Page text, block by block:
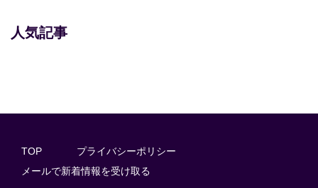
人気記事
TOP
プライバシーポリシー
メールで新着情報を受け取る